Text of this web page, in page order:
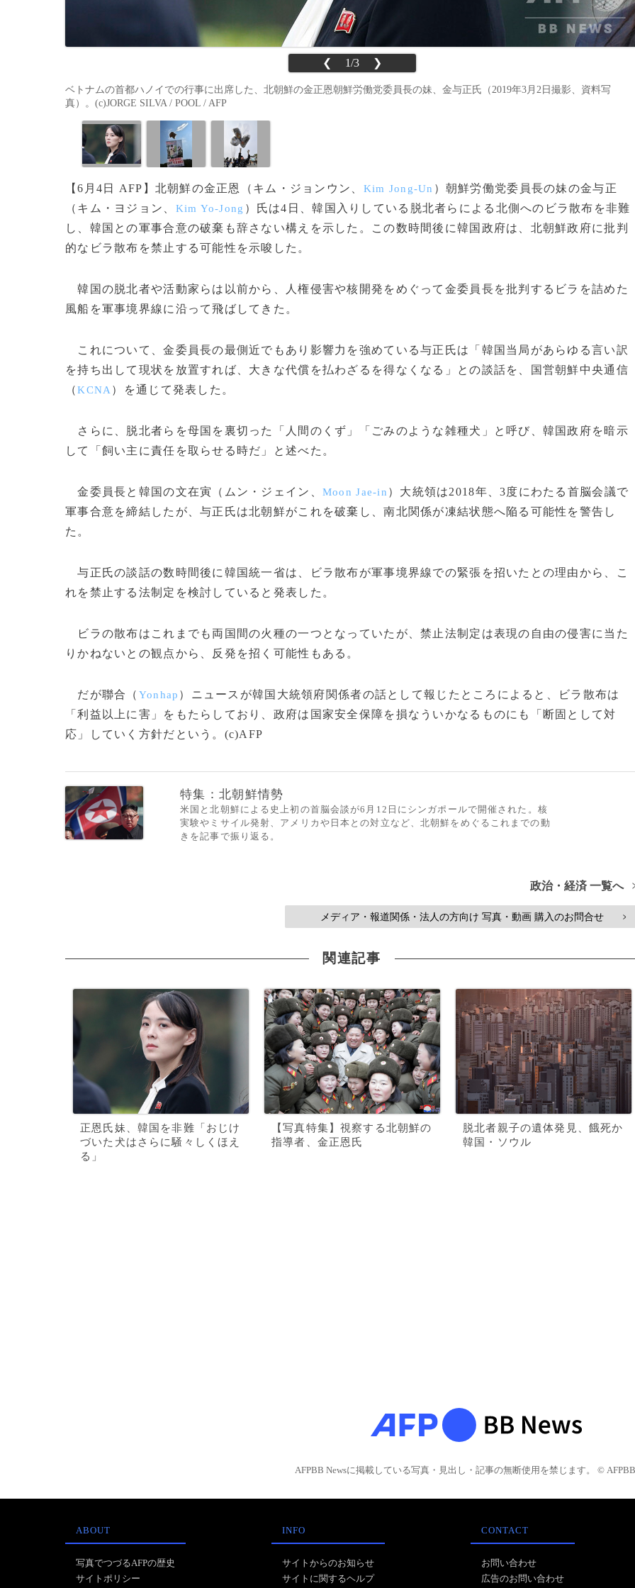
❮ 1/3 ❯
ベトナムの首都ハノイでの行事に出席した、北朝鮮の金正恩朝鮮労働党委員長の妹、金与正氏（2019年3月2日撮影、資料写
真）。(c)JORGE SILVA / POOL / AFP
【6月4日 AFP】北朝鮮の金正恩（キム・ジョンウン、 Kim Jong-Un ）朝鮮労働党委員長の妹の金与正
（キム・ヨジョン、 Kim Yo-Jong ）氏は4日、韓国入りしている脱北者らによる北側へのビラ散布を非難
し、韓国との軍事合意の破棄も辞さない構えを示した。この数時間後に韓国政府は、北朝鮮政府に批判
的なビラ散布を禁止する可能性を示唆した。
韓国の脱北者や活動家らは以前から、人権侵害や核開発をめぐって金委員長を批判するビラを詰めた
風船を軍事境界線に沿って飛ばしてきた。
これについて、金委員長の最側近でもあり影響力を強めている与正氏は「韓国当局があらゆる言い訳
を持ち出して現状を放置すれば、大きな代償を払わざるを得なくなる」との談話を、国営朝鮮中央通信
（KCNA ）を通じて発表した。
さらに、脱北者らを母国を裏切った「人間のくず」「ごみのような雑種犬」と呼び、韓国政府を暗示
して「飼い主に責任を取らせる時だ」と述べた。
金委員長と韓国の文在寅（ムン・ジェイン、 Moon Jae-in ）大統領は2018年、3度にわたる首脳会議で
軍事合意を締結したが、与正氏は北朝鮮がこれを破棄し、南北関係が凍結状態へ陥る可能性を警告し
た。
与正氏の談話の数時間後に韓国統一省は、ビラ散布が軍事境界線での緊張を招いたとの理由から、こ
れを禁止する法制定を検討していると発表した。
ビラの散布はこれまでも両国間の火種の一つとなっていたが、禁止法制定は表現の自由の侵害に当た
りかねないとの観点から、反発を招く可能性もある。
だが聯合（ Yonhap ）ニュースが韓国大統領府関係者の話として報じたところによると、ビラ散布は
「利益以上に害」をもたらしており、政府は国家安全保障を損なういかなるものにも「断固として対
応」していく方針だという。(c)AFP
特集：北朝鮮情勢
米国と北朝鮮による史上初の首脳会談が6月12日にシンガポールで開催された。核
実験やミサイル発射、アメリカや日本との対立など、北朝鮮をめぐるこれまでの動
きを記事で振り返る。
政治・経済 一覧へ
メディア・報道関係・法人の方向け 写真・動画 購入のお問合せ >
関連記事
正恩氏妹、韓国を非難「おじけ
づいた犬はさらに騒々しくほえ
る」
【写真特集】視察する北朝鮮の
指導者、金正恩氏
脱北者親子の遺体発見、餓死か
韓国・ソウル
AFPBB Newsに掲載している写真・見出し・記事の無断使用を禁じます。 ©
ABOUT
写真でつづるAFPの歴史
サイトポリシー
INFO
サイトからのお知らせ
サイトに関するヘルプ
CONTACT
お問い合わせ
広告のお問い合わせ